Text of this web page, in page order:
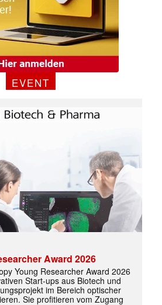
EVENT
Award 2026
Young Researcher Award 2026
Start-ups aus Biotech und
im Bereich optischer
Sie profitieren vom Zugang